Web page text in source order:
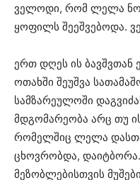
ველოდი, რომ ლელა
ყოფილს შეეშვებოდა.
ერთ დღეს ის ბავშვთან
ოთახში შეუშვა
სამზარეულოში
მდგომარეობა არც თუ
რომელშიც ლელა
ცხოვრობდა,
მეზობლებისთვის